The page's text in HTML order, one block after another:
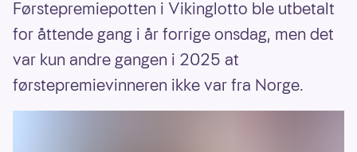
Førstepremiepotten i Vikinglotto ble utbetalt
for åttende gang i år forrige onsdag, men det
var kun andre gangen i 2025 at
førstepremievinneren ikke var fra Norge.